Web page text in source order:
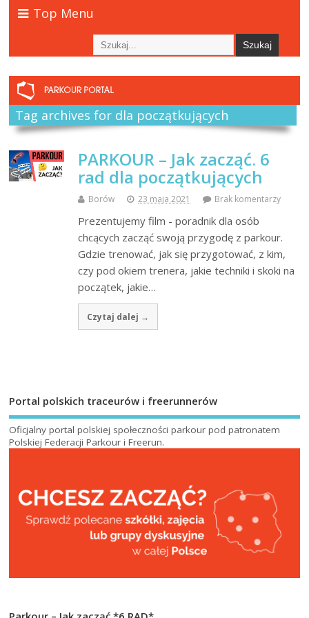
Top Menu
Tag archives for dla początkujących
PARKOUR – Jak zacząć. 6
rad dla początkujących
Borów 23 maja 2021 Brak komentarzy
Prezentujemy film - poradnik dla osób
chcących zacząć swoją przygodę z parkour.
Gdzie trenować, jak się przygotować, z kim,
czy pod okiem trenera, jakie techniki i skoki na
początek, jakie…
Czytaj dalej →
Portal polskich traceurów i freerunnerów
Oficjalny portal polskiej społeczności parkour pod patronatem
Polskiej Federacji Parkour i Freerun.